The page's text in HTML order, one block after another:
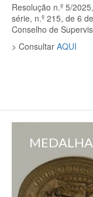
Resolução n.º 5/
série, n.º 215, de 6
Conselho de
> Consultar AQUI